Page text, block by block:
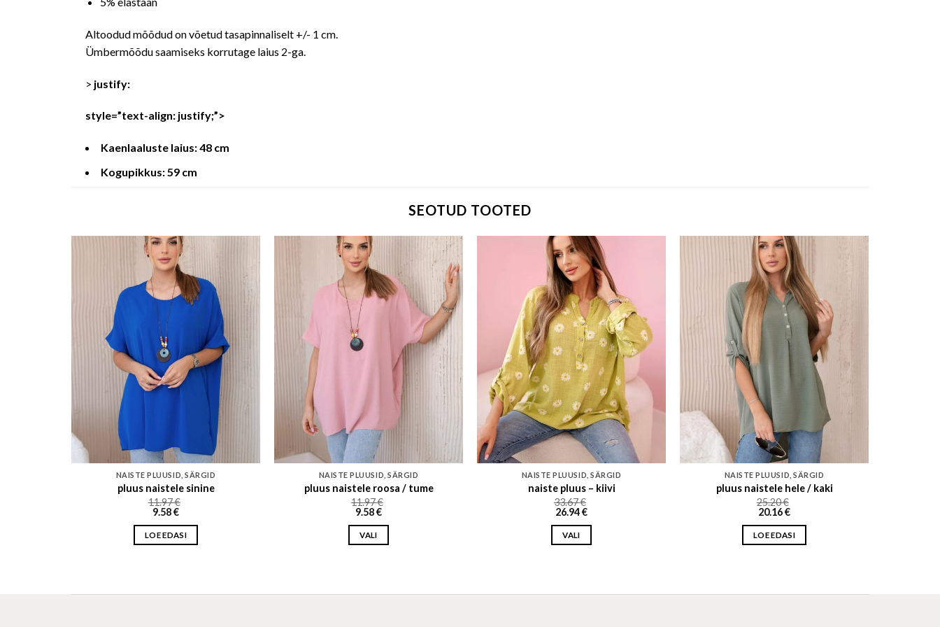
Altoodud mõõdud on võetud tasapinnaliselt +/- 1 cm.
Ümbermõõdu saamiseks korrutage laius 2-ga.
> justify:
style=”text-align: justify;”>
Kaenlaaluste laius: 48 cm
Kogupikkus: 59 cm
SEOTUD TOOTED
Add to wishlist
NAISTE PLUUSID, SÄRGID
pluus naistele sinine
11.97€
9.58€
LOE EDASI
Add to wishlist
NAISTE PLUUSID, SÄRGID
pluus naistele roosa / tume
11.97€
9.58€
VALI
Add to wishlist
NAISTE PLUUSID, SÄRGID
naiste pluus – kiivi
33.67€
26.94€
VALI
Add to wishlist
NAISTE PLUUSID, SÄRGID
pluus naistele hele / kaki
25.20€
20.16€
LOE EDASI